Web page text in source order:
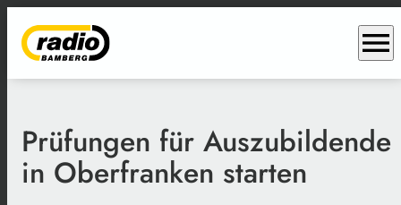
menu
Prüfungen für Auszubildende
in Oberfranken starten